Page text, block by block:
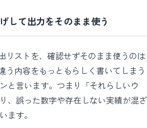
して出力をそのまま使う
リストを、確認せずそのまま使うのは
う内容をもっともらしく書いてしまう
と言います。つまり「それらしいウ
、誤った数字や存在しない実績が混ざ
ます。